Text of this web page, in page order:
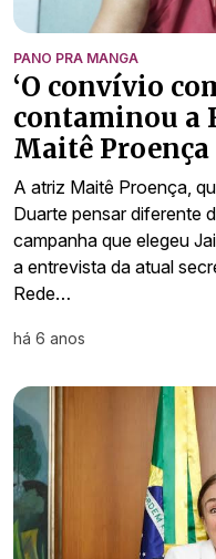
PANO PRA MANGA
‘O convívio
contaminou a
Maitê Proença
A atriz Maitê Proença,
Duarte pensar diferente
campanha que elegeu
a entrevista da atual
Rede…
há 6 anos